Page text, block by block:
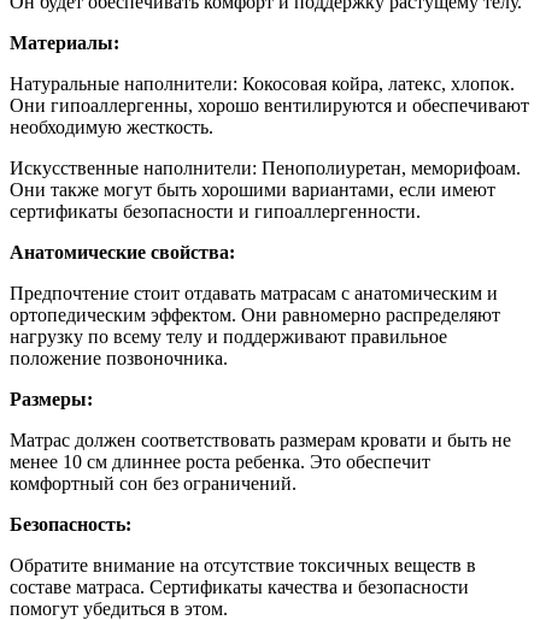
Материалы:
Натуральные наполнители: Кокосовая койра, латекс, хлопок.
Они гипоаллергенны, хорошо вентилируются и обеспечивают
необходимую жесткость.
Искусственные наполнители: Пенополиуретан, меморифоам.
Они также могут быть хорошими вариантами, если имеют
сертификаты безопасности и гипоаллергенности.
Анатомические свойства:
Предпочтение стоит отдавать матрасам с анатомическим и
ортопедическим эффектом. Они равномерно распределяют
нагрузку по всему телу и поддерживают правильное
положение позвоночника.
Размеры:
Матрас должен соответствовать размерам кровати и быть не
менее 10 см длиннее роста ребенка. Это обеспечит
комфортный сон без ограничений.
Безопасность:
Обратите внимание на отсутствие токсичных веществ в
составе матраса. Сертификаты качества и безопасности
помогут убедиться в этом.